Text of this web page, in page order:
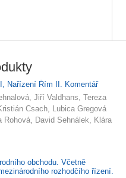
Nařízení Řím II. Komentář
Jiří Valdhans, Tereza
Csach, Lubica Gregová
Rohová, David Sehnálek, Klára
obchodu. Včetně
rozhodčího řízení.